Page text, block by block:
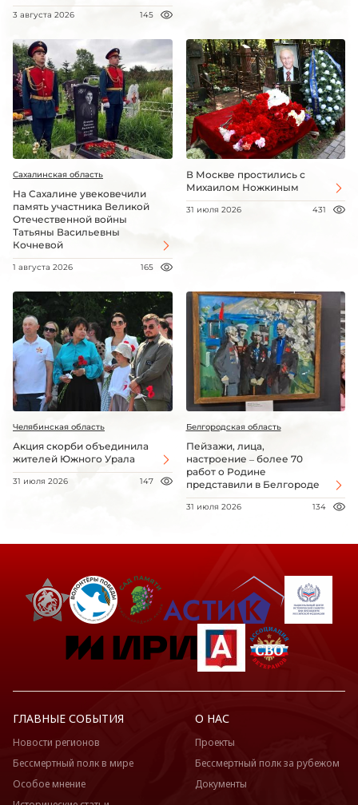
3 августа 2026 145
Сахалинская область
На Сахалине увековечили
память участника Великой
Отечественной войны
Татьяны Васильевны
Кочневой
1 августа 2026 165
В Москве простились с
Михаилом Ножкиным
31 июля 2026 431
Челябинская область
Акция скорби объединила
жителей Южного Урала
31 июля 2026 147
Белгородская область
Пейзажи, лица,
настроение – более 70
работ о Родине
представили в Белгороде
31 июля 2026 134
ГЛАВНЫЕ СОБЫТИЯ
Новости регионов
Бессмертный полк в мире
Особое мнение
О НАС
Проекты
Бессмертный полк за рубежом
Документы